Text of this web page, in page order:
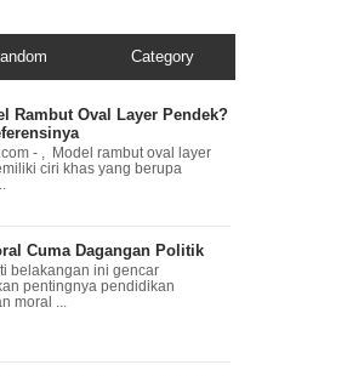
Category
Rambut Oval Layer Pendek?
.com - , Model rambut oval layer
ciri khas yang berupa
Cuma Dagangan Politik
belakangan ini gencar
pentingnya pendidikan
moral ...